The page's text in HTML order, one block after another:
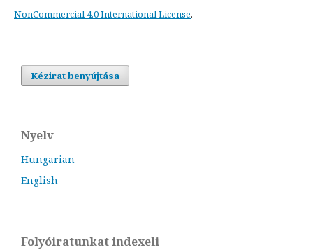
NonCommercial 4.0 International License.
Kézirat benyújtása
Nyelv
Hungarian
English
Folyóiratunkat indexeli